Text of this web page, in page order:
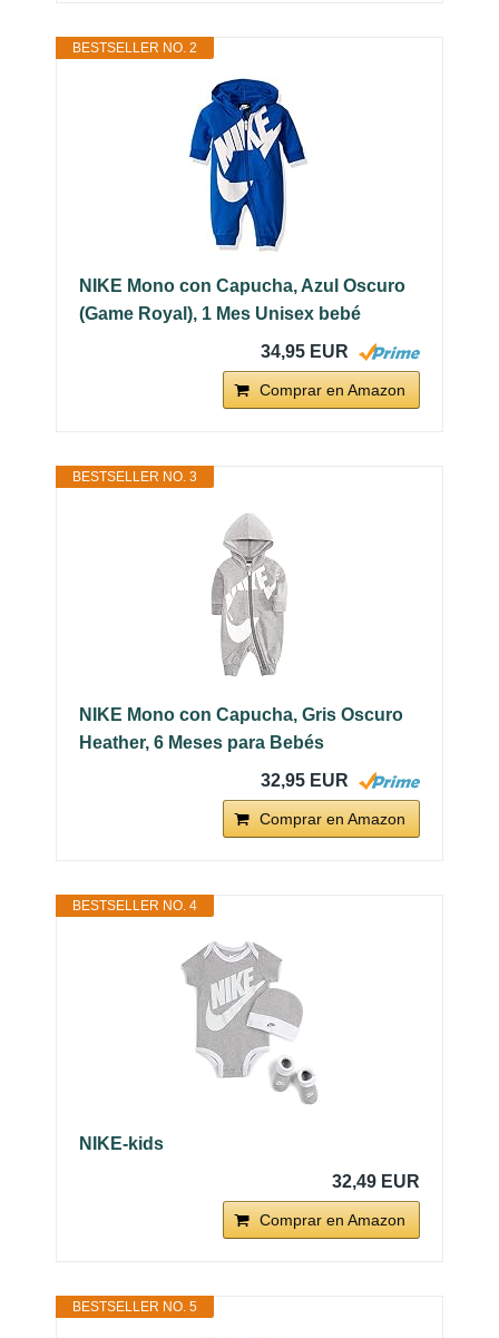
BESTSELLER NO. 2
NIKE Mono con Capucha, Azul Oscuro
(Game Royal), 1 Mes Unisex bebé
34,95 EUR
Comprar en Amazon
BESTSELLER NO. 3
NIKE Mono con Capucha, Gris Oscuro
Heather, 6 Meses para Bebés
32,95 EUR
Comprar en Amazon
BESTSELLER NO. 4
NIKE-kids
32,49 EUR
Comprar en Amazon
BESTSELLER NO. 5